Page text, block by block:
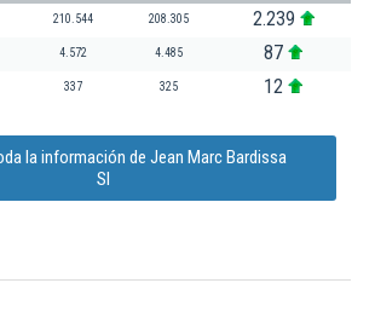
210.544 208.305 2.239
4.572 4.485 87
337 325 12
la información de Jean Marc Bardissa
Sl